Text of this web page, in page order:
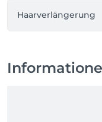
Haarverlängerung